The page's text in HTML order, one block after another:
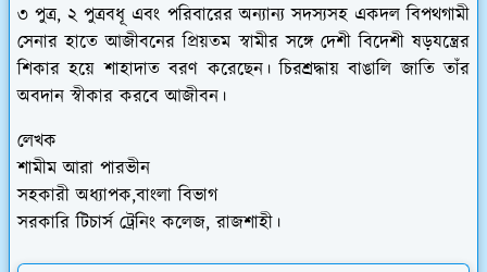
৩ পুত্র, ২ পুত্রবধূ এবং পরিবারের অন্যান্য সদস্যসহ একদল বিপথগামী
সেনার হাতে আজীবনের প্রিয়তম স্বামীর সঙ্গে দেশী বিদেশী ষড়যন্ত্রের
শিকার হয়ে শাহাদাত বরণ করেছেন। চিরশ্রদ্ধায় বাঙালি জাতি তাঁর
অবদান স্বীকার করবে আজীবন।
লেখক
শামীম আরা পারভীন
সহকারী অধ্যাপক,বাংলা বিভাগ
সরকারি টিচার্স ট্রেনিং কলেজ, রাজশাহী।